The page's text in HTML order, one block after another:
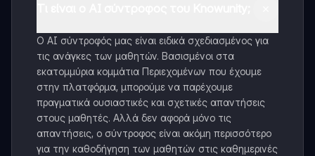
Ο AI σύντροφός μας είναι ειδικά σχεδιασμένος για
τις ανάγκες των μαθητών. Βασισμένοι στα
εκατομμύρια κομμάτια Περιεχομένων που έχουμε
στην πλατφόρμα, μπορούμε να παρέχουμε
πραγματικά ουσιαστικές και σχετικές απαντήσεις
στους μαθητές. Αλλά δεν αφορά μόνο τις
απαντήσεις, ο σύντροφος είναι ακόμη περισσότερο
για την καθοδήγηση των μαθητών στις καθημερινές